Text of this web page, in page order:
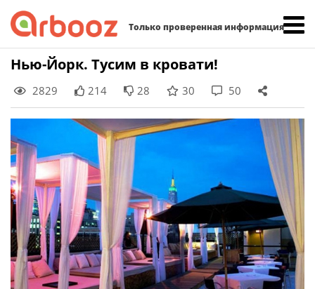
Только проверенная информация
Skip
content
Нью-Йорк. Тусим в кровати!
2829 214 28 30 50
Найти: